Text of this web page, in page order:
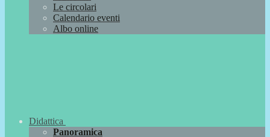
Le circolari
Calendario eventi
Albo online
Didattica
Panoramica